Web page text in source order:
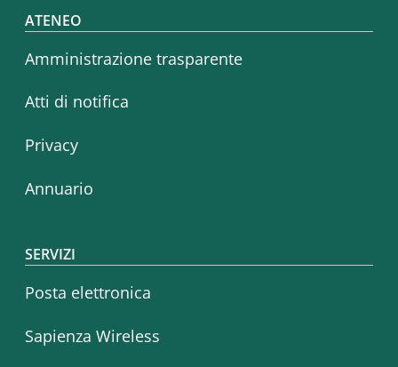
Footer menu
ATENEO
Amministrazione trasparente
Atti di notifica
Privacy
Annuario
SERVIZI
Posta elettronica
Sapienza Wireless